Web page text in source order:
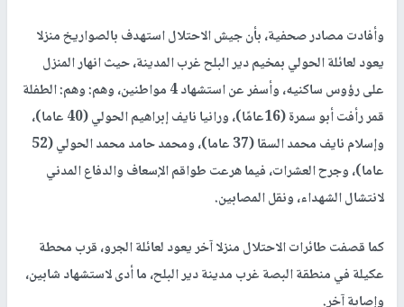
وأفادت مصادر صحفية، بأن جيش الاحتلال استهدف بالصواريخ منزلا
يعود لعائلة الحولي بمخيم دير البلح غرب المدينة، حيث انهار المنزل
على رؤوس ساكنيه، وأسفر عن استشهاد 4 مواطنين، وهم: وهم: الطفلة
قمر رأفت أبو سمرة (16عامًا)، ورانيا نايف إبراهيم الحولي (40 عاما)،
وإسلام نايف محمد السقا (37 عاما)، ومحمد حامد محمد الحولي (52
عاما)، وجرح العشرات، فيما هرعت طواقم الإسعاف والدفاع المدني
لانتشال الشهداء، ونقل المصابين.
كما قصفت طائرات الاحتلال منزلا آخر يعود لعائلة الجرو، قرب محطة
عكيلة في منطقة البصة غرب مدينة دير البلح، ما أدى لاستشهاد شابين،